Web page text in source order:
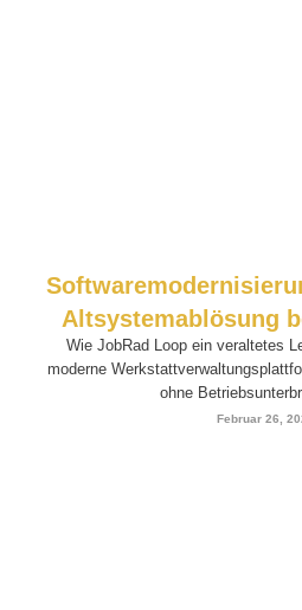
Altsystemablösung
Wie JobRad Loop ein veraltetes
moderne
ohne
Februar 26,